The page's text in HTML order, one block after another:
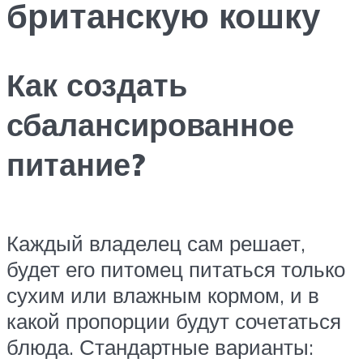
британскую кошку
Как создать
сбалансированное
питание?
Каждый владелец сам решает,
будет его питомец питаться только
сухим или влажным кормом, и в
какой пропорции будут сочетаться
блюда. Стандартные варианты: